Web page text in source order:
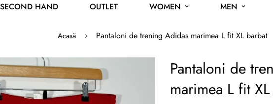
SECOND HAND OUTLET WOMEN MEN
Acasă Pantaloni de trening Adidas marimea L fit XL barbat
Pantaloni de
marimea L fit